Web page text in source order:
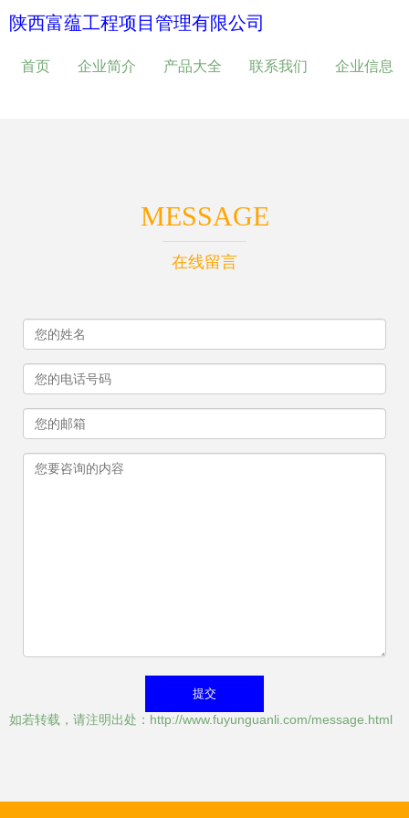
陕西富蕴工程项目管理有限公司
首页 企业简介 产品大全 联系我们 企业信息
MESSAGE
在线留言
如若转载，请注明出处：http://www.fuyunguanli.com/message.html